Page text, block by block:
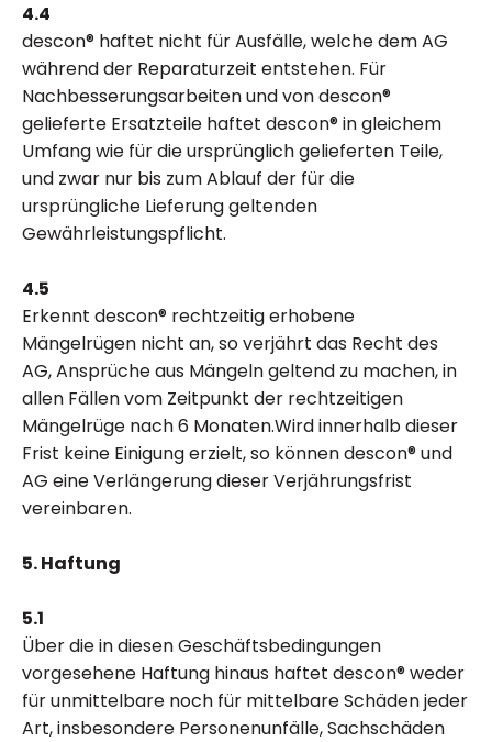
4.4
descon® haftet nicht für Ausfälle, welche dem AG
während der Reparaturzeit entstehen. Für
Nachbesserungsarbeiten und von descon®
gelieferte Ersatzteile haftet descon® in gleichem
Umfang wie für die ursprünglich gelieferten Teile,
und zwar nur bis zum Ablauf der für die
ursprüngliche Lieferung geltenden
Gewährleistungspflicht.
4.5
Erkennt descon® rechtzeitig erhobene
Mängelrügen nicht an, so verjährt das Recht des
AG, Ansprüche aus Mängeln geltend zu machen, in
allen Fällen vom Zeitpunkt der rechtzeitigen
Mängelrüge nach 6 Monaten.Wird innerhalb dieser
Frist keine Einigung erzielt, so können descon® und
AG eine Verlängerung dieser Verjährungsfrist
vereinbaren.
5. Haftung
5.1
Über die in diesen Geschäftsbedingungen
vorgesehene Haftung hinaus haftet descon® weder
für unmittelbare noch für mittelbare Schäden jeder
Art, insbesondere Personenunfälle, Sachschäden